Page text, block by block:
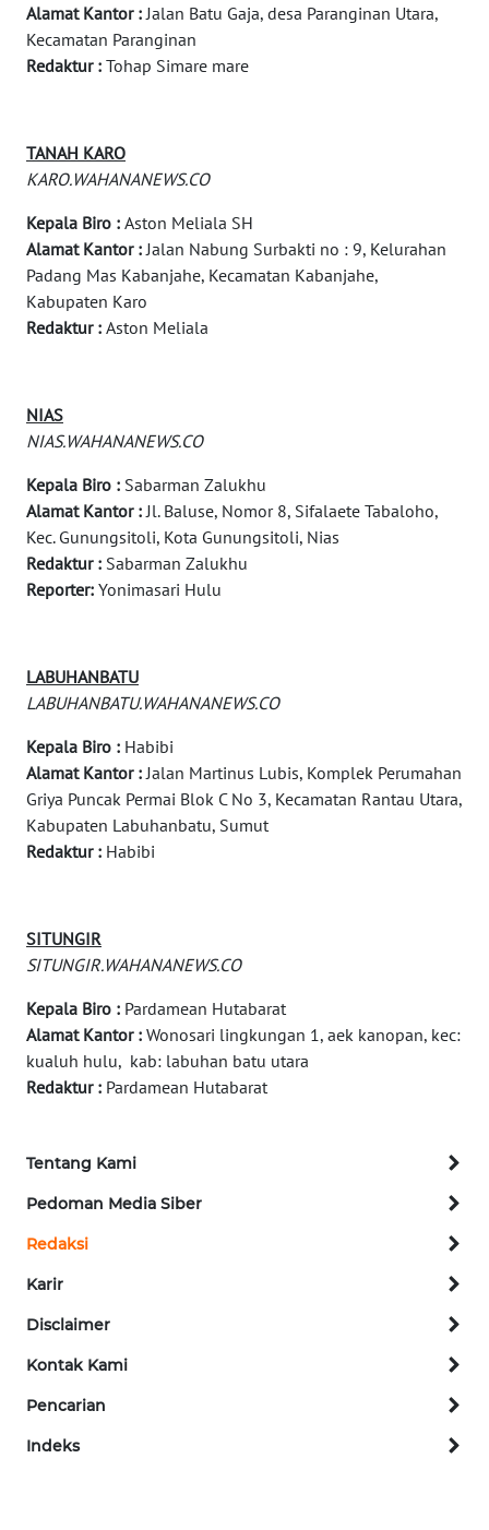
Alamat Kantor : Jalan Batu Gaja, desa Paranginan Utara,
Kecamatan Paranginan
Redaktur : Tohap Simare mare
TANAH KARO
KARO.WAHANANEWS.CO
Kepala Biro : Aston Meliala SH
Alamat Kantor : Jalan Nabung Surbakti no : 9, Kelurahan
Padang Mas Kabanjahe, Kecamatan Kabanjahe,
Kabupaten Karo
Redaktur : Aston Meliala
NIAS
NIAS.WAHANANEWS.CO
Kepala Biro : Sabarman Zalukhu
Alamat Kantor : Jl. Baluse, Nomor 8, Sifalaete Tabaloho,
Kec. Gunungsitoli, Kota Gunungsitoli, Nias
Redaktur : Sabarman Zalukhu
Reporter: Yonimasari Hulu
LABUHANBATU
LABUHANBATU.WAHANANEWS.CO
Kepala Biro : Habibi
Alamat Kantor : Jalan Martinus Lubis, Komplek Perumahan
Griya Puncak Permai Blok C No 3, Kecamatan Rantau Utara,
Kabupaten Labuhanbatu, Sumut
Redaktur : Habibi
SITUNGIR
SITUNGIR.WAHANANEWS.CO
Kepala Biro : Pardamean Hutabarat
Alamat Kantor : Wonosari lingkungan 1, aek kanopan, kec:
kualuh hulu, kab: labuhan batu utara
Redaktur : Pardamean Hutabarat
Tentang Kami
Pedoman Media Siber
Redaksi
Karir
Disclaimer
Kontak Kami
Pencarian
Indeks
MAWAKA
ID
PLN
MKLI
LPKKI
KOPEKLIN
PORTAL
KONSUMEN
FORWAMKI
FORJASIDA
TAMBANG
NEWS
SITUNGIR
NEWS
NEWS
NEWS
METRO
SIANTAR
METRO
MEDAN
METRO
NEWS
NEWS